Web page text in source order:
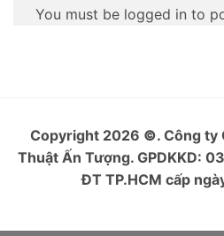
You must be logged in to
Copyright 2026 ©. Công ty
Thuật Ấn Tượng. GPDKKD:
ĐT TP.HCM cấp